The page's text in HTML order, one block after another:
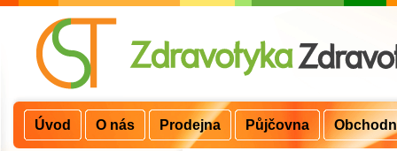
Úvod O nás Prodejna Půjčovna